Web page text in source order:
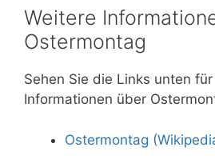
Weitere
Ostermontag
Sehen Sie die Links unten
Informationen über
Ostermontag